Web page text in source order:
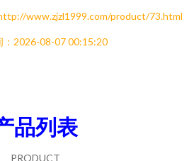
www.zjzl1999.com/product/73.html
：2026-08-07 00:15:20
品列表
PRODUCT